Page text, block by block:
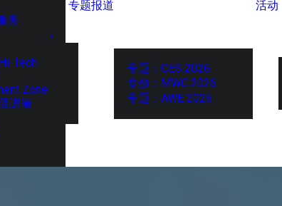
务
Tech
Zone
进署
专题报道
专题：CES 2026
专题：MWC 2026
专题：AWE 2026
活动